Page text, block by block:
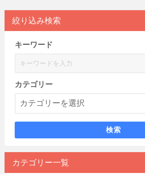
絞り込み検索
キーワード
カテゴリー
検索
カテゴリー一覧